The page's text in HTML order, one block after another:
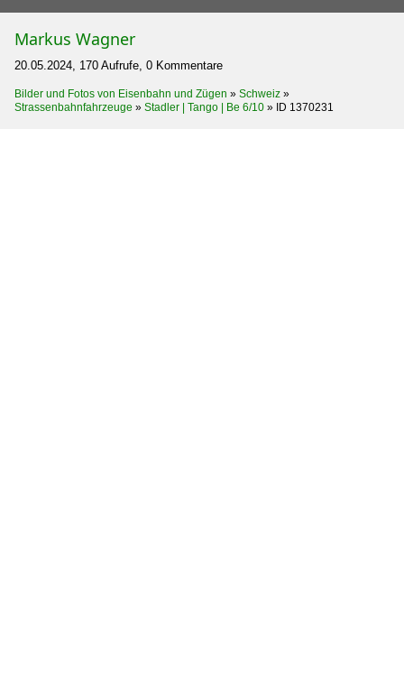
Markus Wagner
20.05.2024, 170 Aufrufe, 0 Kommentare
Bilder und Fotos von Eisenbahn und Zügen » Schweiz »
Strassenbahnfahrzeuge » Stadler | Tango | Be 6/10 » ID 1370231